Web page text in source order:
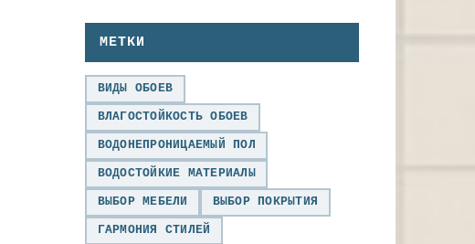
МЕТКИ
ВИДЫ ОБОЕВ
ВЛАГОСТОЙКОСТЬ ОБОЕВ
ВОДОНЕПРОНИЦАЕМЫЙ ПОЛ
ВОДОСТОЙКИЕ МАТЕРИАЛЫ
ВЫБОР МЕБЕЛИ ВЫБОР ПОКРЫТИЯ
ГАРМОНИЯ СТИЛЕЙ